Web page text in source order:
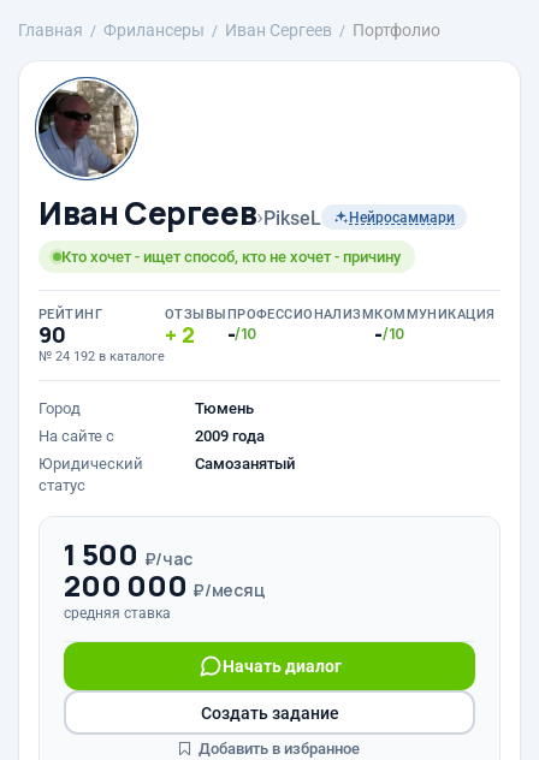
Главная Фрилансеры Иван Сергеев Портфолио
Иван Сергеев›PikseL Нейросаммари
Кто хочет - ищет способ, кто не хочет - причину
РЕЙТИНГ
90
№ 24 192 в каталоге
ОТЗЫВЫ
2
ПРОФЕССИОНАЛИЗМ
-/10
КОММУНИКАЦИЯ
-/10
Город
Тюмень
На сайте с
2009 года
Юридический
статус
Самозанятый
1 500 ₽/час
200 000 ₽/месяц
средняя ставка
Начать диалог
Создать задание
Добавить в избранное